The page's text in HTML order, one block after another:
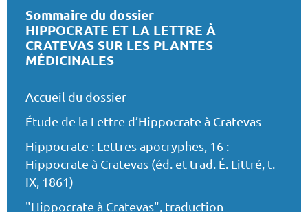
Sommaire du dossier
HIPPOCRATE ET LA LETTRE À
CRATEVAS SUR LES PLANTES
MÉDICINALES
Accueil du dossier
Étude de la Lettre d’Hippocrate à Cratevas
Hippocrate : Lettres apocryphes, 16 :
Hippocrate à Cratevas (éd. et trad. É. Littré, t.
IX, 1861)
"Hippocrate à Cratevas", traduction